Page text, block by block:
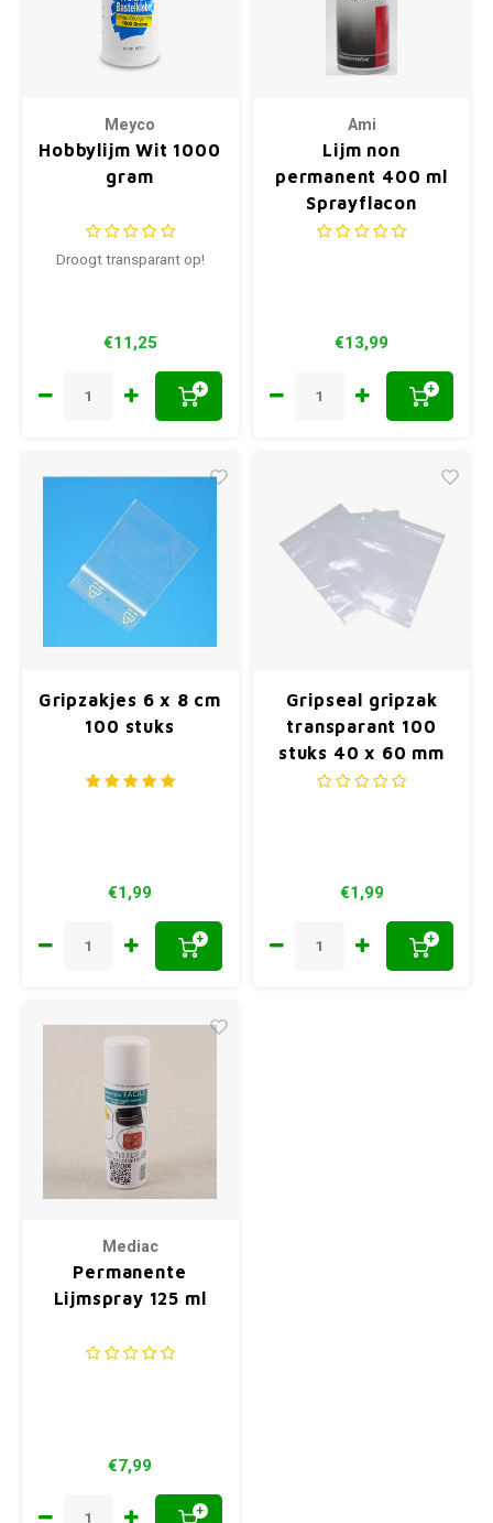
Meyco
Hobbylijm Wit 1000
gram
Droogt transparant op!
€11,25
+
Ami
Lijm non
permanent 400 ml
Sprayflacon
€13,99
+
Gripzakjes 6 x 8 cm
100 stuks
€1,99
+
Gripseal gripzak
transparant 100
stuks 40 x 60 mm
€1,99
+
Mediac
Permanente
Lijmspray 125 ml
€7,99
+